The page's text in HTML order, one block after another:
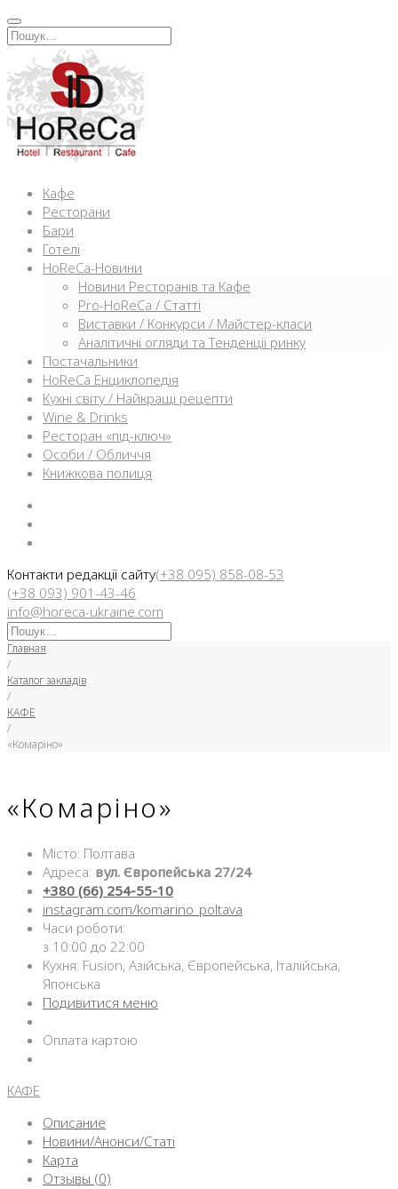
Перейти
к
содержимому
Искать:
Кафе
Ресторани
Бари
Готелі
HoReCa-Новини
Новини Ресторанів та Кафе
Pro-HoReCa / Статті
Виставки / Конкурси / Майстер-класи
Аналітичні огляди та Тенденції ринку
Постачальники
HoReCa Енциклопедія
Кухні світу / Найкращі рецепти
Wine & Drinks
Ресторан «під-ключ»
Особи / Обличчя
Книжкова полиця
Контакти редакції сайту(+38 095) 858-08-53
(+38 093) 901-43-46
info@horeca-ukraine.com
Искать:
Главная
/
Каталог закладів
/
КАФЕ
/
«Комаріно»
«Комаріно»
Місто: Полтава
Адреса: вул. Європейська 27/24
+380 (66) 254-55-10
instagram.com/komarino_poltava
Часи роботи:
з 10:00 до 22:00
Кухня: Fusion, Азійська, Європейська, Італійська,
Японська
Подивитися меню
Оплата картою
КАФЕ
Описание
Новини/Анонси/Статі
Карта
Отзывы (0)